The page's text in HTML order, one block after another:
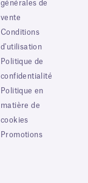
générales de
vente
Conditions
d'utilisation
Politique de
confidentialité
Politique en
matière de
cookies
Promotions